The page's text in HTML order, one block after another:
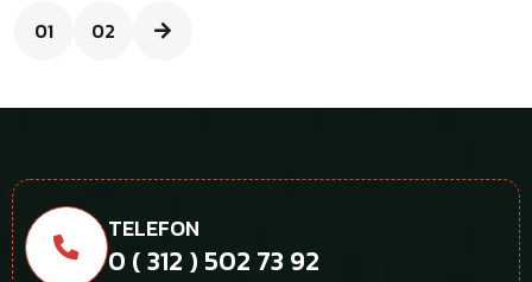
01 02
TELEFON
0 ( 312 ) 502 73 92